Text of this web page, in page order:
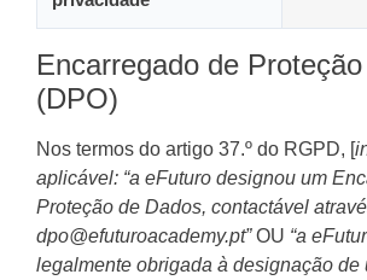
Encarregado de
(DPO)
Nos termos do artigo 37.º do RGPD, [
aplicável: “a eFuturo designou um
Proteção de Dados, contactável
dpo@efuturoacademy.pt”OU “a
legalmente obrigada à designação de